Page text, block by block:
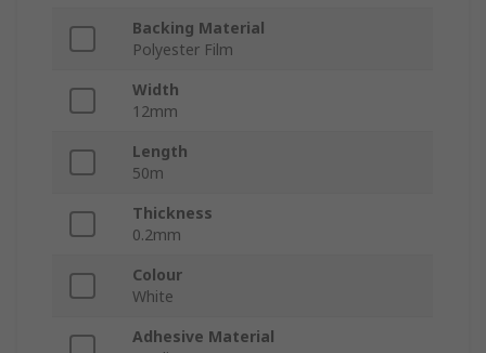
Backing Material
Polyester Film
Width
12mm
Length
50m
Thickness
0.2mm
Colour
White
Adhesive Material